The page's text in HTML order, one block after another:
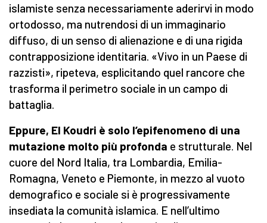
islamiste senza necessariamente aderirvi in modo
ortodosso, ma nutrendosi di un immaginario
diffuso, di un senso di alienazione e di una rigida
contrapposizione identitaria. «Vivo in un Paese di
razzisti», ripeteva, esplicitando quel rancore che
trasforma il perimetro sociale in un campo di
battaglia.
Eppure, El Koudri è solo l’epifenomeno di una
mutazione molto più profonda e strutturale. Nel
cuore del Nord Italia, tra Lombardia, Emilia-
Romagna, Veneto e Piemonte, in mezzo al vuoto
demografico e sociale si è progressivamente
insediata la comunità islamica. E nell’ultimo